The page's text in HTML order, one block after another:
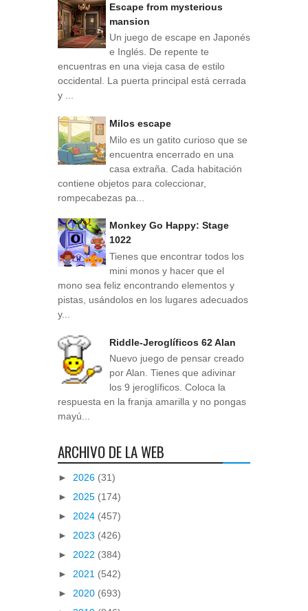
Escape from mysterious
mansion
Un juego de escape en Japonés
e Inglés. De repente te
encuentras en una vieja casa de estilo
occidental. La puerta principal está cerrada
y ...
Milos escape
Milo es un gatito curioso que se
encuentra encerrado en una
casa extraña. Cada habitación
contiene objetos para coleccionar,
rompecabezas pa...
Monkey Go Happy: Stage
1022
Tienes que encontrar todos los
mini monos y hacer que el
mono sea feliz encontrando elementos y
pistas, usándolos en los lugares adecuados
y...
Riddle-Jeroglíficos 62 Alan
Nuevo juego de pensar creado
por Alan. Tienes que adivinar
los 9 jeroglíficos. Coloca la
respuesta en la franja amarilla y no pongas
mayú...
ARCHIVO DE LA WEB
► 2026 (31)
► 2025 (174)
► 2024 (457)
► 2023 (426)
► 2022 (384)
► 2021 (542)
► 2020 (693)